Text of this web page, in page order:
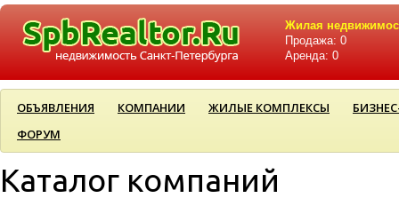
Жилая
Продажа: 0
Аренда: 0
ОБЪЯВЛЕНИЯ КОМПАНИИ ЖИЛЫЕ КОМПЛЕКСЫ
ФОРУМ
Каталог компаний